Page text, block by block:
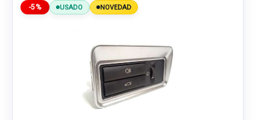
-5% USADO NOVEDAD